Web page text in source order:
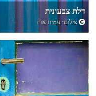
דלת צבעונית
צילום:עמית ארז